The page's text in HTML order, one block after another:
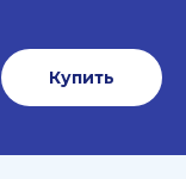
Купить